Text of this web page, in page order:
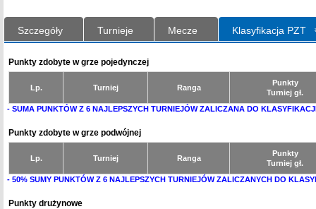
Szczegóły Turnieje Mecze Klasyfikacja PZT
Punkty zdobyte w grze pojedynczej
Lp. Turniej Ranga
Punkty
Turniej gł.
- SUMA PUNKTÓW Z 6 NAJLEPSZYCH TURNIEJÓW ZALICZANA DO
Punkty zdobyte w grze podwójnej
Lp. Turniej Ranga
Punkty
Turniej gł.
- 50% SUMY PUNKTÓW Z 6 NAJLEPSZYCH TURNIEJÓW ZALICZANYCH DO
Punkty drużynowe